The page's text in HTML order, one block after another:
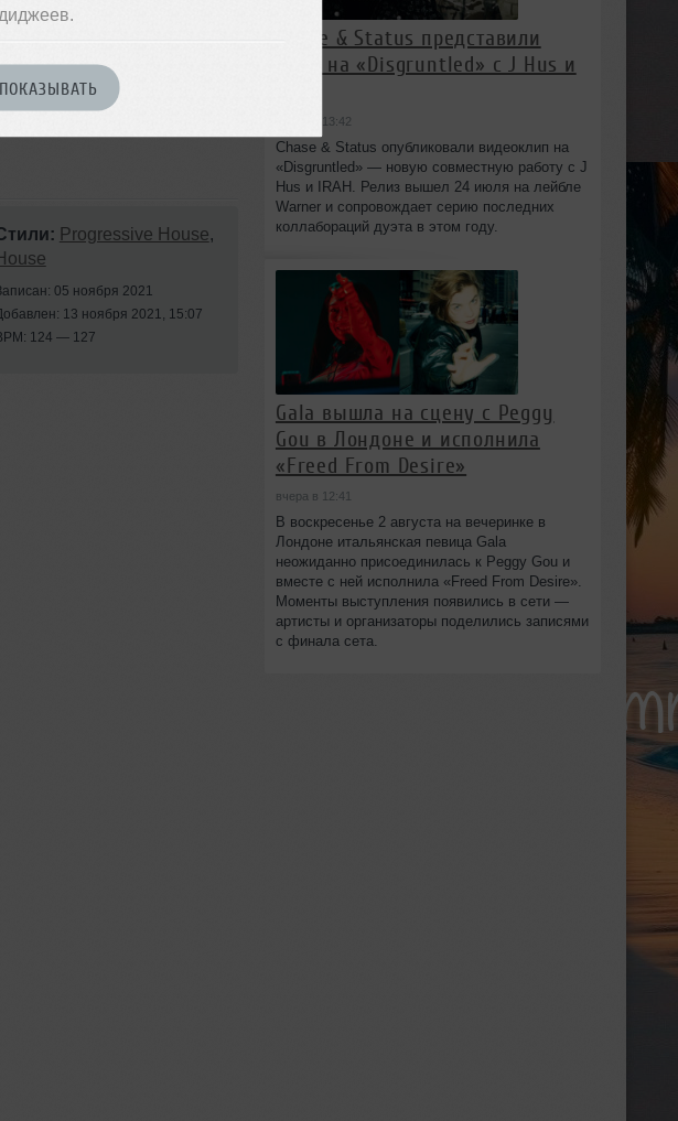
Progressive House,
05 ноября 2021
13 ноября 2021, 15:07
124 — 127
Chase & Status представили
клип на «Disgruntled» с J Hus и
вчера в 13:42
Chase & Status опубликовали видеоклип на
«Disgruntled» — новую совместную работу с J
Hus и IRAH. Релиз вышел 24 июля на лейбле
Warner и сопровождает серию последних
коллабораций дуэта в этом году.
Gala вышла на сцену с Peggy
Gou в Лондоне и исполнила
«Freed From Desire»
вчера в 12:41
В воскресенье 2 августа на вечеринке в
Лондоне итальянская певица Gala
неожиданно присоединилась к Peggy Gou и
вместе с ней исполнила «Freed From Desire».
Моменты выступления появились в сети —
артисты и организаторы поделились записями
с финала сета.